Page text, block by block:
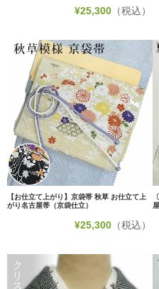
¥25,300 （税込）
【お仕立て上がり】京袋帯 秋草 お仕立て上
がり名古屋帯（京袋仕立）
¥25,300 （税込）